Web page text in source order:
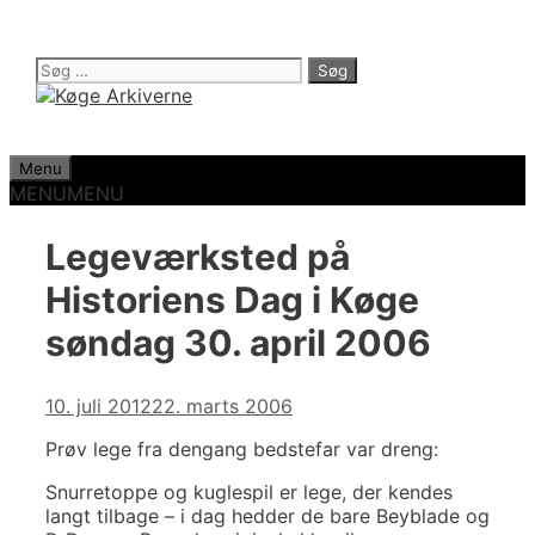
indhold
Søg
efter:
Menu
MENUMENU
Legeværksted på
Historiens Dag i Køge
søndag 30. april 2006
10. juli 201222. marts 2006
Prøv lege fra dengang bedstefar var dreng:
Snurretoppe og kuglespil er lege, der kendes
langt tilbage – i dag hedder de bare Beyblade og